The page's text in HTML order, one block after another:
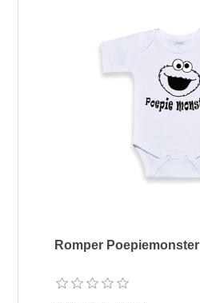
Romper Poepiemonster